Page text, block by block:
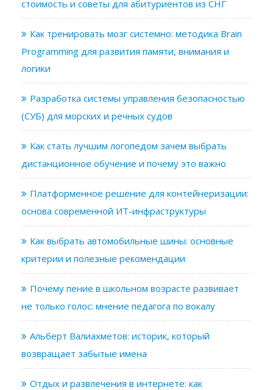
стоимость и советы для абитуриентов из СНГ
Как тренировать мозг системно: методика Brain
Programming для развития памяти, внимания и
логики
Разработка системы управления безопасностью
(СУБ) для морских и речных судов
Как стать лучшим логопедом зачем выбрать
дистанционное обучение и почему это важно
Платформенное решение для контейнеризации:
основа современной ИТ-инфраструктуры
Как выбрать автомобильные шины: основные
критерии и полезные рекомендации
Почему пение в школьном возрасте развивает
не только голос: мнение педагога по вокалу
Альберт Валиахметов: историк, который
возвращает забытые имена
Отдых и развлечения в интернете: как